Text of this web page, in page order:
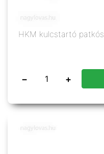
HKM kulcstartó patkós
− +